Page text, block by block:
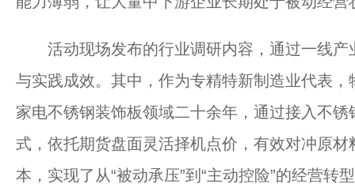
活动现场发布的行业调研内容，通过一线产
与实践成效。其中，作为专精特新制造业代表
家电不锈钢装饰板领域二十余年，通过接入不
式，依托期货盘面灵活择机点价，有效对冲原
本，实现了从“被动承压”到“主动控险”的经营转